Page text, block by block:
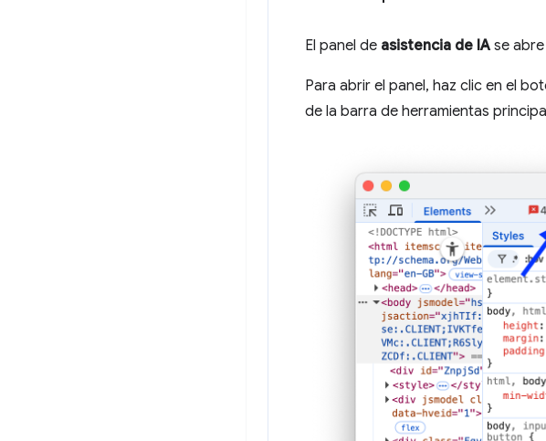
El panel de asistencia de IA se abre
Para abrir el panel, haz clic en el
de la barra de herramientas